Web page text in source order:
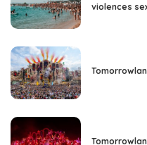
violences